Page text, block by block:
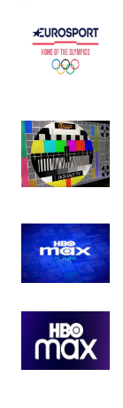
TLC